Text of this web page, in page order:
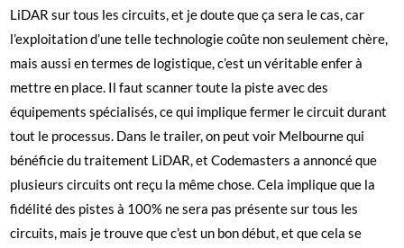
LiDAR sur tous les circuits, et je doute que ça sera le cas, car
l’exploitation d’une telle technologie coûte non seulement chère,
mais aussi en termes de logistique, c’est un véritable enfer à
mettre en place. Il faut scanner toute la piste avec des
équipements spécialisés, ce qui implique fermer le circuit durant
tout le processus. Dans le trailer, on peut voir Melbourne qui
bénéficie du traitement LiDAR, et Codemasters a annoncé que
plusieurs circuits ont reçu la même chose. Cela implique que la
fidélité des pistes à 100% ne sera pas présente sur tous les
circuits, mais je trouve que c’est un bon début, et que cela se